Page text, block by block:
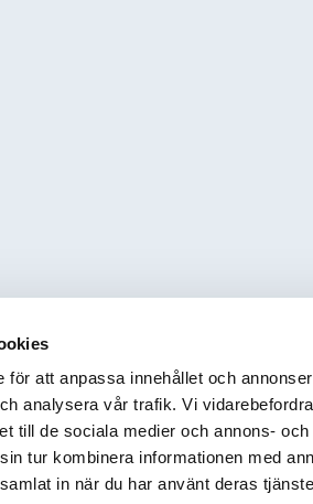
för att anpassa innehållet och
analysera vår trafik. Vi
till de sociala medier och annons-
tur kombinera informationen med
in när du har använt deras